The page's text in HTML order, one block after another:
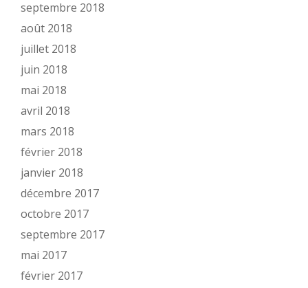
septembre 2018
août 2018
juillet 2018
juin 2018
mai 2018
avril 2018
mars 2018
février 2018
janvier 2018
décembre 2017
octobre 2017
septembre 2017
mai 2017
février 2017